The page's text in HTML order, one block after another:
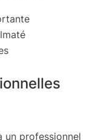
un professionnel